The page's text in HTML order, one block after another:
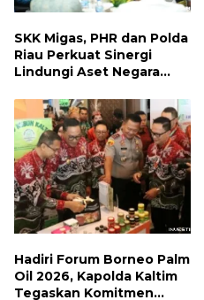
SKK Migas, PHR dan Polda
Riau Perkuat Sinergi
Lindungi Aset Negara
Energi Nasional
Hadiri Forum Borneo Palm
Oil 2026, Kapolda Kaltim
Tegaskan Komitmen